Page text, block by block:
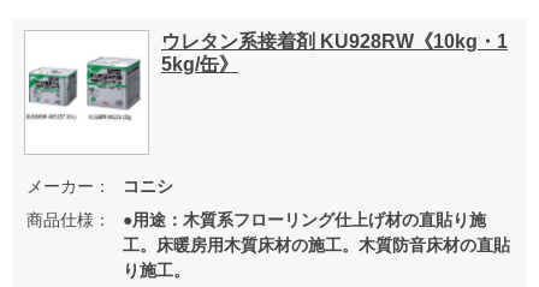
ウレタン系接着剤 KU928RW《10kg・1
5kg/缶》
メーカー：
コニシ
商品仕様：
●用途：木質系フローリング仕上げ材の直貼り施
工。床暖房用木質床材の施工。木質防音床材の直貼
り施工。